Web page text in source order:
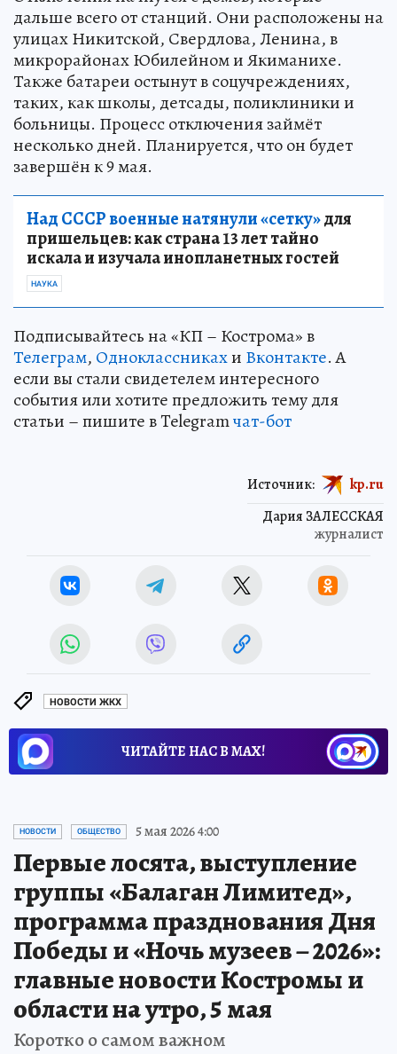
дальше всего от станций. Они расположены на
улицах Никитской, Свердлова, Ленина, в
микрорайонах Юбилейном и Якиманихе.
Также батареи остынут в соцучреждениях,
таких, как школы, детсады, поликлиники и
больницы. Процесс отключения займёт
несколько дней. Планируется, что он будет
завершён к 9 мая.
Над СССР военные натянули «сетку»для
пришельцев: как страна 13 лет тайно
искала и изучала инопланетных гостей
НАУКА
Подписывайтесь на «КП – Кострома» в
Телеграм, Одноклассникахи Вконтакте. А
если вы стали свидетелем интересного
события или хотите предложить тему для
статьи – пишите в Telegramчат-бот
Дария ЗАЛЕССКАЯ
журналист
Источник: kp.ru
НОВОСТИ ЖКХ
ЧИТАЙТЕ НАС В МАХ!
НОВОСТИ ОБЩЕСТВО 5 мая 2026 4:00
Первые лосята, выступление
группы «Балаган Лимитед»,
программа празднования Дня
Победы и «Ночь музеев – 2026»:
главные новости Костромы и
области на утро, 5 мая
Коротко о самом важном